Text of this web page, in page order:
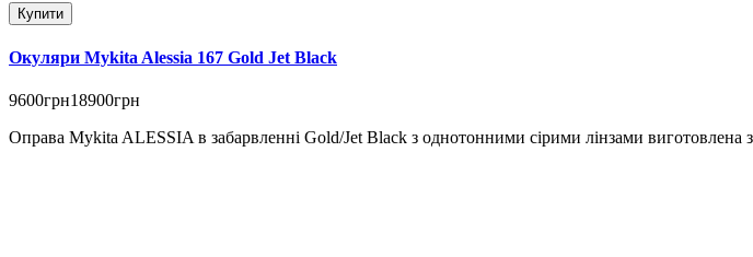
Купити
Окуляри Mykita Alessia 167 Gold Jet Black
9600грн18900грн
Оправа Mykita ALESSIA в забарвленні Gold/Jet Black з однотонними сірими лінзами виготовлена з